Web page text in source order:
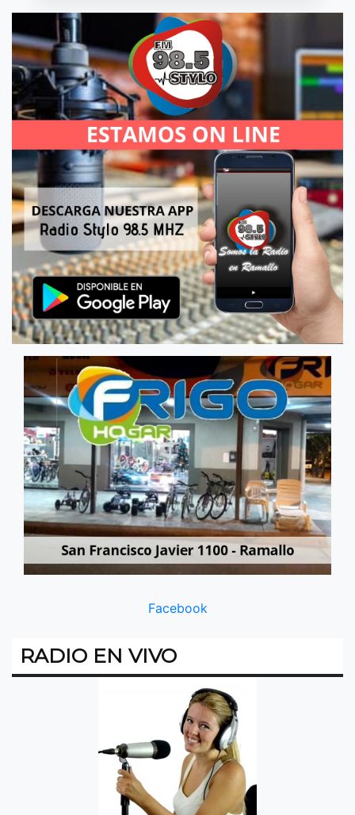
Facebook
RADIO EN VIVO